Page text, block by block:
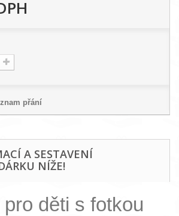
přání
A SESTAVENÍ
NÍŽE!
děti s fotkou